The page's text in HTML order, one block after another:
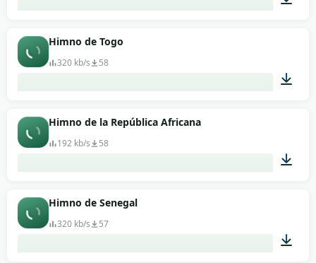
Himno de Togo
320 kb/s 58
Himno de la República Africana
192 kb/s 58
Himno de Senegal
320 kb/s 57